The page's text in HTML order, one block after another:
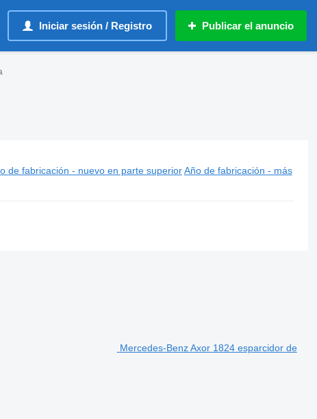
Iniciar sesión / Registro Publicar el anuncio
de fabricación - nuevo en parte superior Año de fabricación - más
Mercedes-Benz Axor 1824 esparcidor de